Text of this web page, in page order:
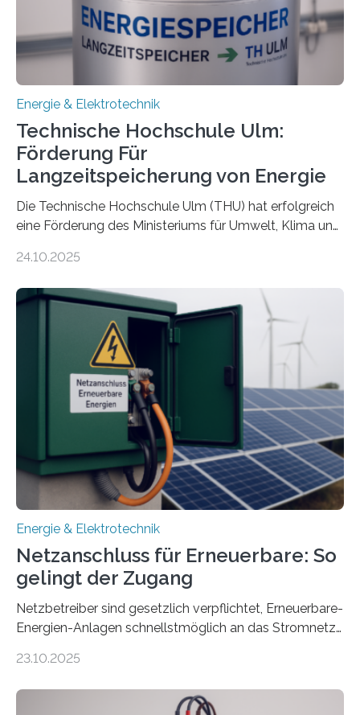
Energie & Elektrotechnik
Technische Hochschule Ulm:
Förderung Für
Langzeitspeicherung von Energie
Die Technische Hochschule Ulm (THU) hat erfolgreich
eine Förderung des Ministeriums für Umwelt, Klima und
Forschungsprojekt „LAGER – Langzeitspeicherung in
Quartieren“ eingeworben. Ziel des Projekts ist die
Entwicklung, Erprobung und Demonstration von
Konzepten zur langfristigen Energiespeicherung in
sektorübergreifend vernetzten Energiesystemen. Das
Projekt startete am 15. Oktober 2025, hat eine Laufzeit
von drei Jahren und ein Gesamtvolumen von rund 2,9
Millionen Euro, wovon 2,6 Millionen Euro durch das
Ministerium für Umwelt, Klima und…
24.10.2025
Energie & Elektrotechnik
Netzanschluss für Erneuerbare: So
gelingt der Zugang
Netzbetreiber sind gesetzlich verpflichtet, Erneuerbare-
Energien-Anlagen schnellstmöglich an das Stromnetz
ermöglichen. Doch der dafür nötige Netzausbau hinkt
einem „Anschlussstau“. Die Stiftung
23.10.2025